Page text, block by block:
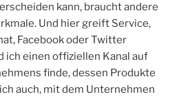
kann, braucht andere
Und hier greift Service,
Facebook oder Twitter
ich einen offiziellen Kanal auf
finde, dessen Produkte
auch, mit dem Unternehmen